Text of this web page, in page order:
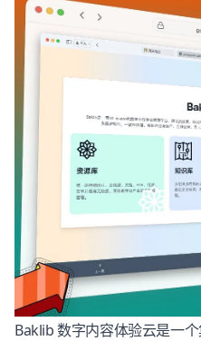
Baklib数字内容体验云是一